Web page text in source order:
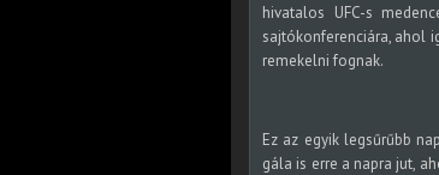
hivatalos UFC-s
sajtókonferenciára, ahol
remekelni fognak.
Ez az egyik legsűrűbb
gála is erre a napra jut,